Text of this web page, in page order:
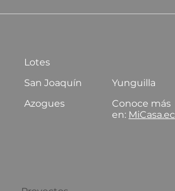
Conoce más
en: MiCasa.ec
Azogues
Yunguilla
San Joaquín
Lotes